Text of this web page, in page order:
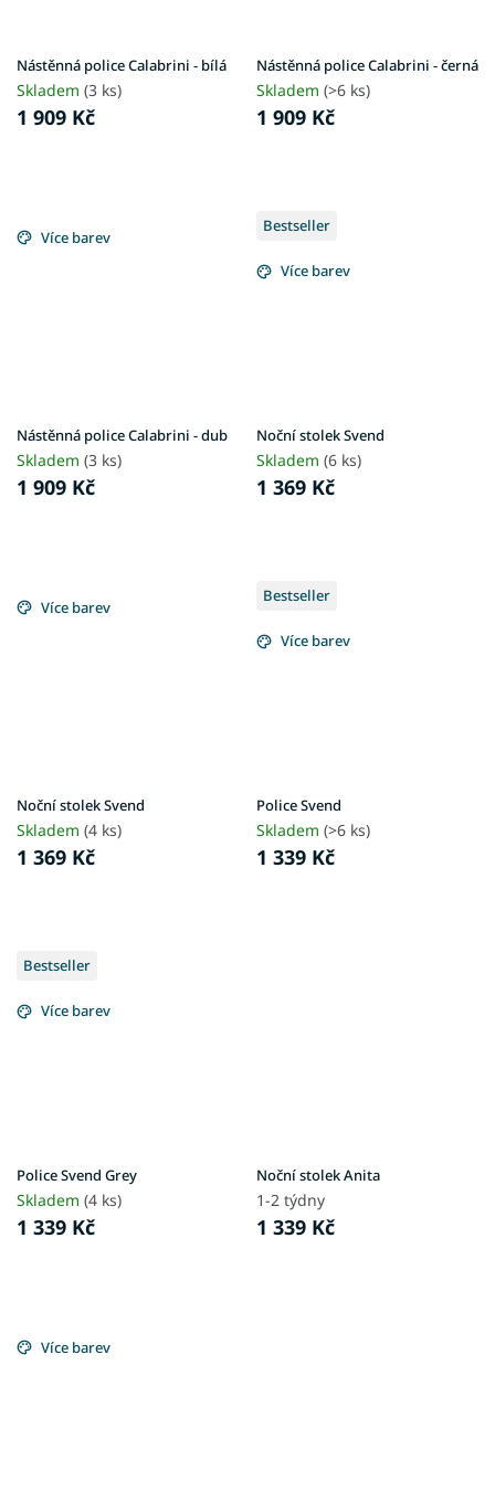
Nástěnná police Calabrini - bílá
Skladem (3 ks)
1 909 Kč
Nástěnná police Calabrini - černá
Skladem (>6 ks)
1 909 Kč
Více barev
Nástěnná police Calabrini - dub
Skladem (3 ks)
1 909 Kč
Bestseller
Více barev
Noční stolek Svend
Skladem (6 ks)
1 369 Kč
Více barev
Noční stolek Svend
Skladem (4 ks)
1 369 Kč
Bestseller
Více barev
Police Svend
Skladem (>6 ks)
1 339 Kč
Bestseller
Více barev
Police Svend Grey
Skladem (4 ks)
1 339 Kč
Noční stolek Anita
1-2 týdny
1 339 Kč
Více barev